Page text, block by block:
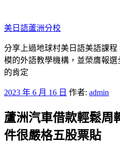
至
主
要
內
容
美日語蘆洲分校
分享上過地球村美日語美語課
模的外語教學機構，並榮膺報
的肯定
發
於
2023 年 6 月 16 日 作者: admin
蘆洲汽車借款輕鬆周
件很嚴格五股票貼